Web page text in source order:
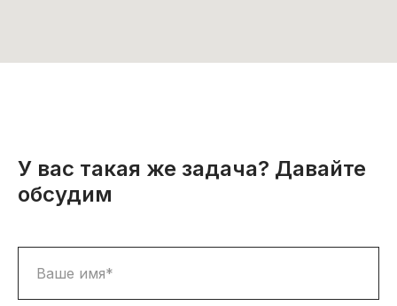
У вас такая же задача? Давайте
обсудим